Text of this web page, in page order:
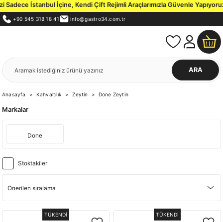
İstanbul İçine, Kendi Çift Rejimli Araçlarımızla Güvenle Yapıyoruz.
+90 545 318 18 41 info@gastro34.com.tr
ARA
Anasayfa Kahvaltılık Zeytin Done Zeytin
Markalar
Done
Stoktakiler
TÜKENDİ TÜKENDİ